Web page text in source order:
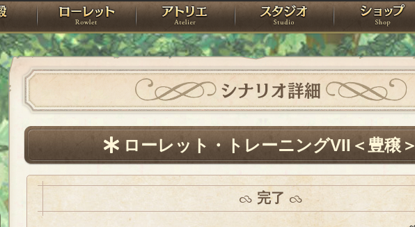
PandoraPartyProject
神殿 ローレット アトリエ スタジオ
シナリオ詳細
ローレット・トレーニングVII＜豊穣＞
完了